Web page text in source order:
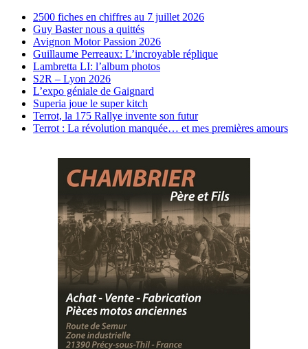
2500 fiches en chiffres au 7 juillet 2026
Guy Baster nous a quittés
Avignon Motor Passion 2026
Guillaume Perreaux: L’incroyable réplique
Lambretta LI: l’album photos
S2R – Lyon 2026
L’expo géniale de Gaignard
Superia joue le super kitch
Terrot, la 175 Rallye invente son futur
Terrot : La révolution manquée… et mes premières amours